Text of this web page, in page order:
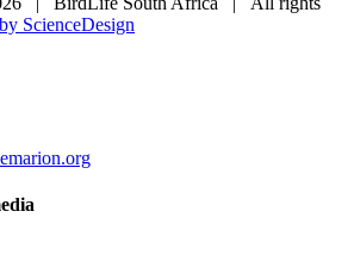
ScienceDesign